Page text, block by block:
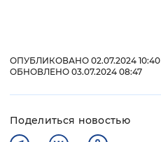
ОПУБЛИКОВАНО 02.07.2024 10:40
ОБНОВЛЕНО 03.07.2024 08:47
Поделиться новостью